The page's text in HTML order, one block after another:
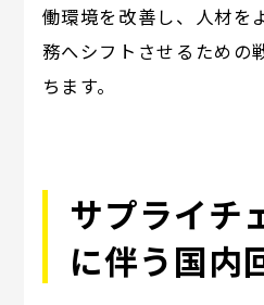
働環境を改善し、人材を
務へシフトさせるための
ちます。
サプライチ
に伴う国内